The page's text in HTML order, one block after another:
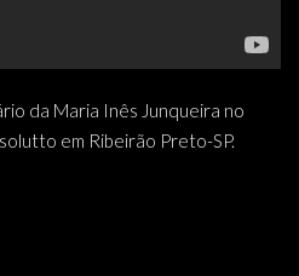
da Maria Inês Junqueira no
em Ribeirão Preto-SP.